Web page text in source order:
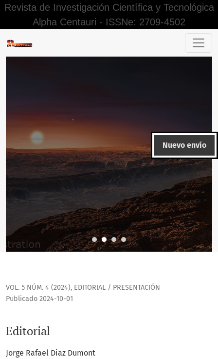
Revista de Investigación Científica y Tecnológica
Alpha Centauri - ISSNe: 2709-4502
Nuevo envío
VOL. 5 NÚM. 4 (2024), EDITORIAL / PRESENTACIÓN
Editorial
Publicado 2024-10-01
Jorge Rafael Diaz Dumont